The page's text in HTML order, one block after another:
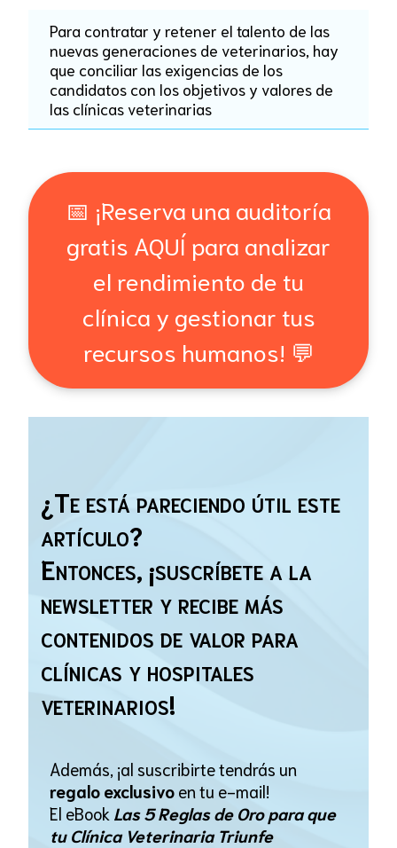
Para contratar y retener el talento de las
nuevas generaciones de veterinarios, hay
que conciliar las exigencias de los
candidatos con los objetivos y valores de
las clínicas veterinarias
📅 ¡Reserva una auditoría
gratis AQUÍ para analizar
el rendimiento de tu
clínica y gestionar tus
recursos humanos! 💬
¿Te está pareciendo útil este
artículo?
Entonces, ¡suscríbete a la
newsletter y recibe más
contenidos de valor para
clínicas y hospitales
veterinarios!
Además, ¡al suscribirte tendrás un
regalo exclusivo en tu e-mail!
El eBook Las 5 Reglas de Oro para que
tu Clínica Veterinaria Triunfe